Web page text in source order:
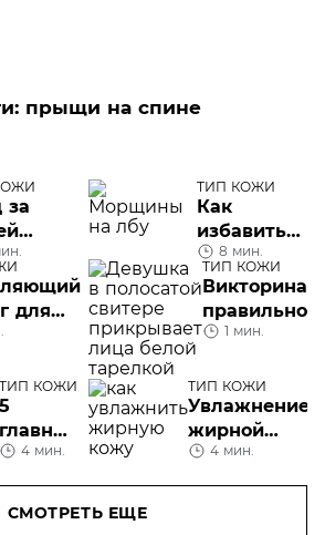
прыщи на спине
за
ТИП КОЖИ
Как
избавиться
от морщин
на лбу
8 мин.
для
ТИП КОЖИ
Викторина:
правильно
ли вы
за
проблемной
кожей
1 мин.
ТИП КОЖИ
5
главных
ошибок
за
4 мин.
ТИП КОЖИ
Увлажнение
жирной
кожи
4 мин.
СМОТРЕТЬ ЕЩЕ